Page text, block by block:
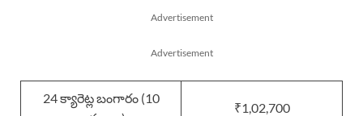
Advertisement
Advertisement
24 క్యారెట్ల బంగారం (10
₹1,02,700